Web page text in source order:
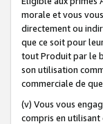
morale et vous
directement ou
que ce soit pour
tout Produit par le
son utilisation
commerciale de
(v) Vous vous
compris en